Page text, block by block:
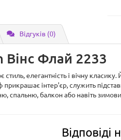
Відгуків (0)
Флай 2233
елегантність і вічну
інтер'єр, служить
спальню, балкон або навіть
Відповіді